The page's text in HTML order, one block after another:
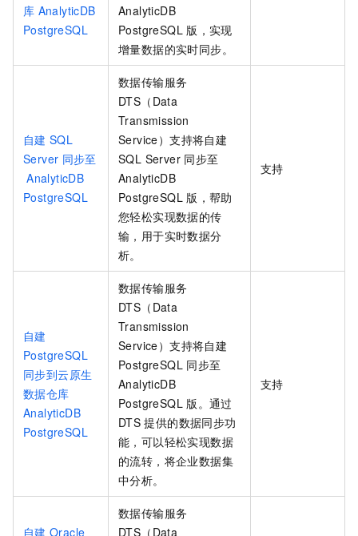
库 AnalyticDB
PostgreSQL
AnalyticDB
PostgreSQL 版 ，实现
增量数据的实时同步。
自建 SQL
Server 同步至
AnalyticDB
PostgreSQL
数据传输服务
DTS（Data
Transmission
Service）支持将自建
SQL Server 同步至
AnalyticDB
PostgreSQL 版 ，帮助
您轻松实现数据的传
输，用于实时数据分
析。
支持
自建
PostgreSQL
同步到云原生
数据仓库
AnalyticDB
PostgreSQL
数据传输服务
DTS（Data
Transmission
Service）支持将自建
PostgreSQL 同步至
AnalyticDB
PostgreSQL 版 。通过
DTS 提供的数据同步功
能，可以轻松实现数据
的流转，将企业数据集
中分析。
支持
自建 Oracle
数据传输服务
DTS（Data